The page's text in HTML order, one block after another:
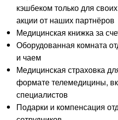
кэшбеком только для
акции от наших партнёров
Медицинская книжка за
Оборудованная комната
и чаем
Медицинская страховка
формате телемедицины,
специалистов
Подарки и компенсация